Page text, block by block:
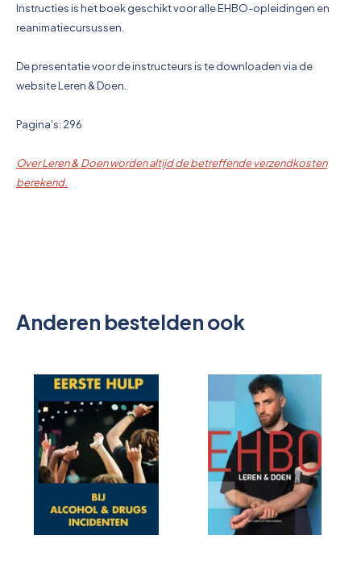
Instructies is het boek geschikt voor alle EHBO-opleidingen en
reanimatiecursussen.
De presentatie voor de instructeurs is te downloaden via de
website Leren & Doen.
Pagina's: 296
Over Leren & Doen worden altijd de betreffende verzendkosten
berekend.
Anderen bestelden ook